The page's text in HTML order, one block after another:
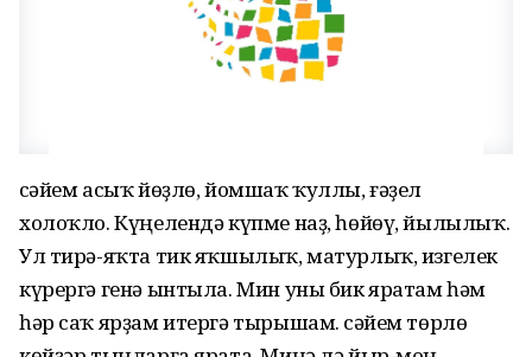
Әсәйем асыҡ йөҙлө, йомшаҡ ҡуллы, ғәҙел
холоҡло. Күңелендә күпме наҙ, һөйөү, йылылыҡ.
Ул тирә-яҡта тик яҡшылыҡ, матурлыҡ, изгелек
күрергә генә ынтыла. Мин уны бик яратам һәм
һәр саҡ ярҙам итергә тырышам. Әсәйем төрлө